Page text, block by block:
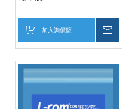
加入詢價籃